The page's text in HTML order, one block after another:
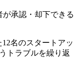
承認・却下できる
名のスタートアッ
トラブルを繰り返